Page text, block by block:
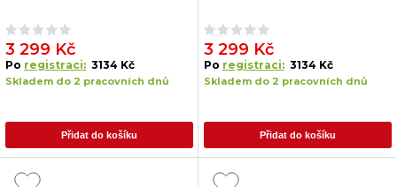
3 299 Kč
Po registraci: 3134 Kč
Skladem do 2 pracovních dnů
Přidat do košíku
3 299 Kč
Po registraci: 3134 Kč
Skladem do 2 pracovních dnů
Přidat do košíku